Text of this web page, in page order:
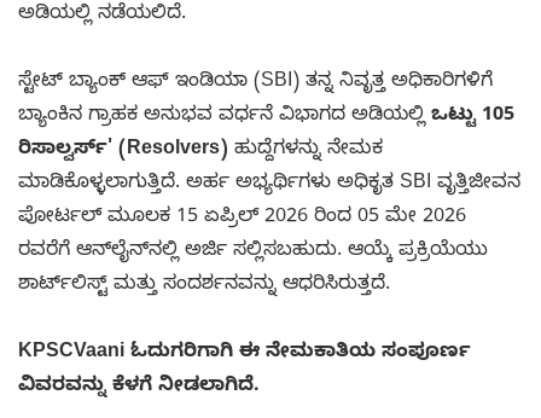
ಅಡಿಯಲ್ಲಿ ನಡೆಯಲಿದೆ.
ಸ್ಟೇಟ್ ಬ್ಯಾಂಕ್ ಆಫ್ ಇಂಡಿಯಾ (SBI) ತನ್ನ ನಿವೃತ್ತ ಅಧಿಕಾರಿಗಳಿಗೆ
ಬ್ಯಾಂಕಿನ ಗ್ರಾಹಕ ಅನುಭವ ವರ್ಧನೆ ವಿಭಾಗದ ಅಡಿಯಲ್ಲಿಒಟ್ಟು 105
ರಿಸಾಲ್ವರ್ಸ್' (Resolvers) ಹುದ್ದೆಗಳನ್ನು ನೇಮಕ
ಮಾಡಿಕೊಳ್ಳಲಾಗುತ್ತಿದೆ. ಅರ್ಹ ಅಭ್ಯರ್ಥಿಗಳು ಅಧಿಕೃತ SBI ವೃತ್ತಿಜೀವನ
ಪೋರ್ಟಲ್ ಮೂಲಕ 15 ಏಪ್ರಿಲ್ 2026 ರಿಂದ 05 ಮೇ 2026
ರವರೆಗೆ ಆನ್‌ಲೈನ್‌ನಲ್ಲಿ ಅರ್ಜಿ ಸಲ್ಲಿಸಬಹುದು. ಆಯ್ಕೆ ಪ್ರಕ್ರಿಯೆಯು
ಶಾರ್ಟ್‌ಲಿಸ್ಟ್ ಮತ್ತು ಸಂದರ್ಶನವನ್ನು ಆಧರಿಸಿರುತ್ತದೆ.
KPSCVaani ಓದುಗರಿಗಾಗಿ ಈ ನೇಮಕಾತಿಯ ಸಂಪೂರ್ಣ
ವಿವರವನ್ನು ಕೆಳಗೆ ನೀಡಲಾಗಿದೆ.